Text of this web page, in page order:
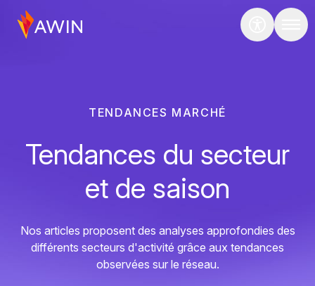
TENDANCES MARCHÉ
Tendances du secteur
et de saison
Nos articles proposent des analyses approfondies des
différents secteurs d'activité grâce aux tendances
observées sur le réseau.